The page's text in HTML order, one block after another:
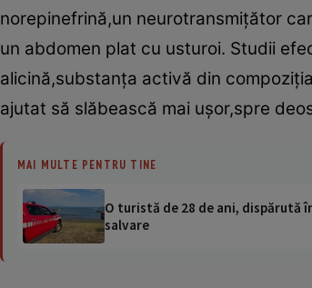
norepinefrină,un neurotransmiţător
un abdomen plat cu usturoi. Studii
alicină,substanţa activă din
ajutat să slăbească mai uşor,spre
MAI MULTE PENTRU TINE
O turistă de 28 de ani, dispărută
salvare